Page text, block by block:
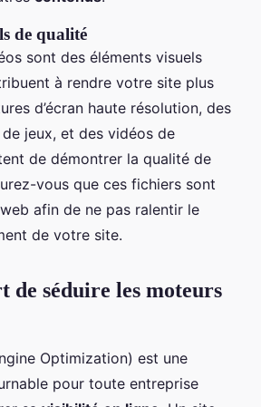
de qualité
sont des éléments visuels
à rendre votre site plus
d’écran haute résolution, des
jeux, et des vidéos de
de démontrer la qualité de
vous que ces fichiers sont
afin de ne pas ralentir le
de votre site.
de séduire les moteurs
Optimization) est une
pour toute entreprise